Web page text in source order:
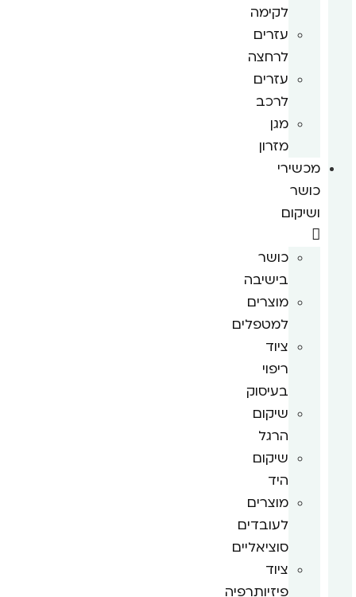
לקימה
עזרים
לרחצה
עזרים
לרכב
מגן
מזרון
מכשירי
כושר
ושיקום
כושר
בישיבה
מוצרים
למטפלים
ציוד
ריפוי
בעיסוק
שיקום
הרגל
שיקום
היד
מוצרים
לעובדים
סוציאליים
ציוד
פיזיותרפיה